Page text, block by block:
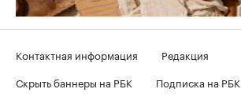
Контактная информация
Редакция
Скрыть баннеры на РБК
Подписка на РБК